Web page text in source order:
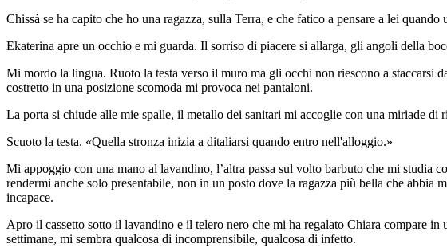
Chissà se ha capito che ho una ragazza, sulla Terra, e che fatico a pensare a lei
Ekaterina apre un occhio e mi guarda. Il sorriso di piacere si allarga, gli angoli della
Mi mordo la lingua. Ruoto la testa verso il muro ma gli occhi non riescono a
costretto in una posizione scomoda mi provoca nei pantaloni.
La porta si chiude alle mie spalle, il metallo dei sanitari mi accoglie con una miriade di
Scuoto la testa. «Quella stronza inizia a ditaliarsi quando entro nell'alloggio.»
Mi appoggio con una mano al lavandino, l’altra passa sul volto barbuto che mi studia
rendermi anche solo presentabile, non in un posto dove la ragazza più bella che
incapace.
Apro il cassetto sotto il lavandino e il telero nero che mi ha regalato Chiara compare
settimane, mi sembra qualcosa di incomprensibile, qualcosa di infetto.